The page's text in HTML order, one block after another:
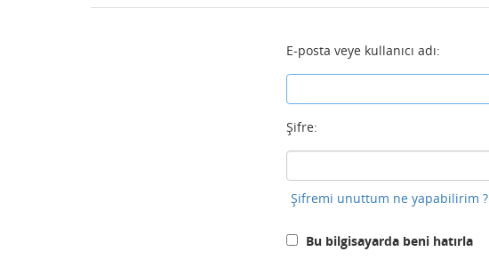
E-posta veye kullanıcı adı:
Şifre:
Şifremi unuttum ne yapabilirim ?
Bu bilgisayarda beni hatırla